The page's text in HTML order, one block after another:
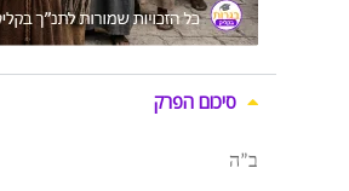
סיכום הפרק
ב”ה